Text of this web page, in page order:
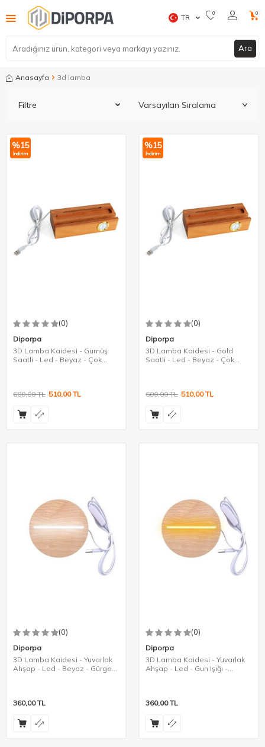
Ara
TR 0 0
Anasayfa 3d lamba
Filtre
%15
İndirim
(0)
Diporpa
3D Lamba Kaidesi - Gümüş
Saatli - Led - Beyaz - Çok
600,00TL 510,00TL
%15
İndirim
(0)
Diporpa
3D Lamba Kaidesi - Gold
Saatli - Led - Beyaz - Çok
600,00TL 510,00TL
(0)
Diporpa
3D Lamba Kaidesi - Yuvarlak
Ahşap - Led - Beyaz - Gürgen
360,00TL
(0)
Diporpa
3D Lamba Kaidesi - Yuvarlak
Ahşap - Led - Gun Işığı -
360,00TL